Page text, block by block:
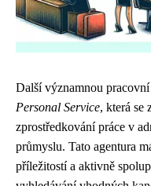
Další významnou
Personal Service, která se
zprostředkování práce v
průmyslu. Tato agentura
příležitostí a aktivně